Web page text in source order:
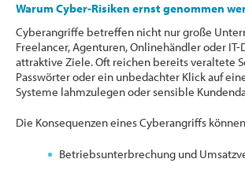
Warum Cyber-Risiken ernst genommen
Cyberangriffe betreffen nicht nur große
Freelancer, Agenturen, Onlinehändler oder
attraktive Ziele. Oft reichen bereits veraltete
Passwörter oder ein unbedachter Klick auf
Systeme lahmzulegen oder sensible
Die Konsequenzen eines Cyberangriffs
Betriebsunterbrechung und